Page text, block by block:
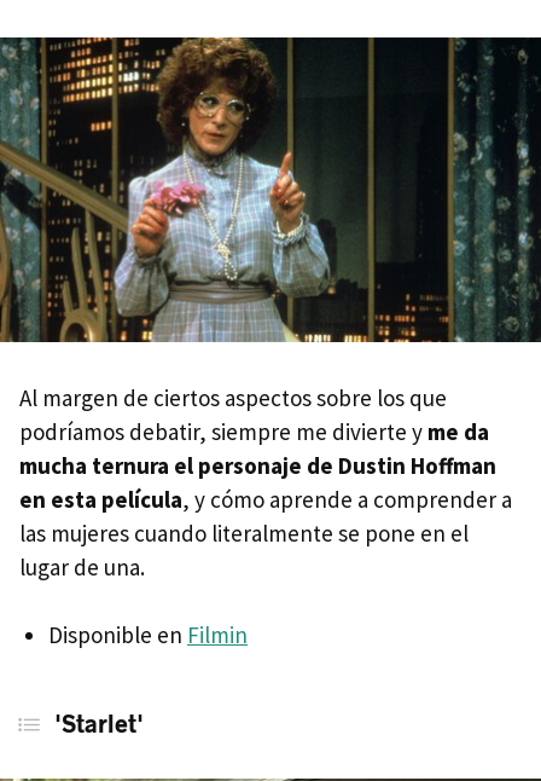
Al margen de ciertos aspectos sobre los que
podríamos debatir, siempre me divierte y me da
mucha ternura el personaje de Dustin Hoffman
en esta película, y cómo aprende a comprender a
las mujeres cuando literalmente se pone en el
lugar de una.
Disponible en Filmin
'Starlet'